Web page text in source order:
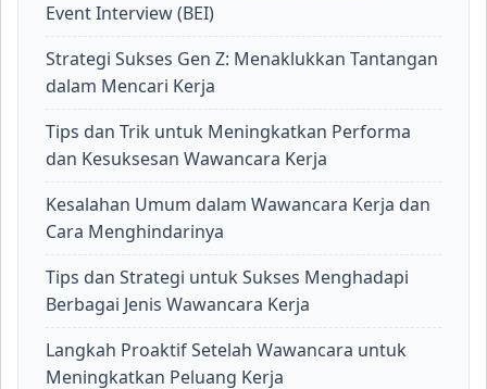
Event Interview (BEI)
Strategi Sukses Gen Z: Menaklukkan Tantangan
dalam Mencari Kerja
Tips dan Trik untuk Meningkatkan Performa
dan Kesuksesan Wawancara Kerja
Kesalahan Umum dalam Wawancara Kerja dan
Cara Menghindarinya
Tips dan Strategi untuk Sukses Menghadapi
Berbagai Jenis Wawancara Kerja
Langkah Proaktif Setelah Wawancara untuk
Meningkatkan Peluang Kerja